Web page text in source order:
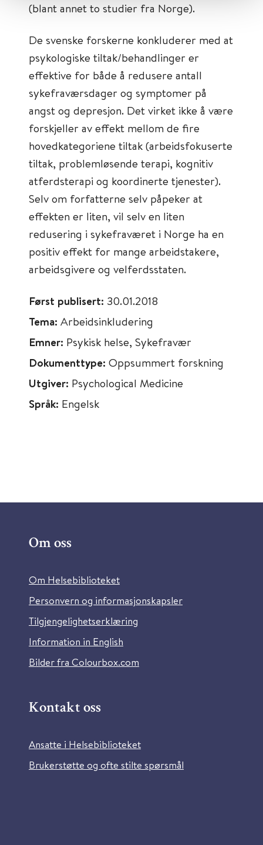
(blant annet to studier fra Norge).
De svenske forskerne konkluderer med at
psykologiske tiltak/behandlinger er
effektive for både å redusere antall
sykefraværsdager og symptomer på
angst og depresjon. Det virket ikke å være
forskjeller av effekt mellom de fire
hovedkategoriene tiltak (arbeidsfokuserte
tiltak, problemløsende terapi, kognitiv
atferdsterapi og koordinerte tjenester).
Selv om forfatterne selv påpeker at
effekten er liten, vil selv en liten
redusering i sykefraværet i Norge ha en
positiv effekt for mange arbeidstakere,
arbeidsgivere og velferdsstaten.
Først publisert: 30.01.2018
Tema: Arbeidsinkludering
Emner: Psykisk helse, Sykefravær
Dokumenttype: Oppsummert forskning
Utgiver: Psychological Medicine
Språk: Engelsk
Om oss
Om Helsebiblioteket
Personvern og informasjonskapsler
Tilgjengelighetserklæring
Information in English
Bilder fra Colourbox.com
Kontakt oss
Ansatte i Helsebiblioteket
Brukerstøtte og ofte stilte spørsmål